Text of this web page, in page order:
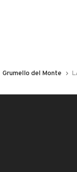
Grumello del Monte